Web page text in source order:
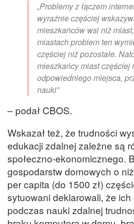
„Problemy z łączem
wyraźnie częściej
mieszkańców wsi niż
miastach problem ten
częściej niż pozostałe.
mieszkańcy miast częściej
odpowiedniego miejsca,
nauki”
– podał CBOS.
Wskazał też, że trudności
edukacji zdalnej zależne są
społeczno-ekonomicznego.
gospodarstw domowych o
per capita (do 1500 zł)
sytuowani deklarowali, że ich
podczas nauki zdalnej